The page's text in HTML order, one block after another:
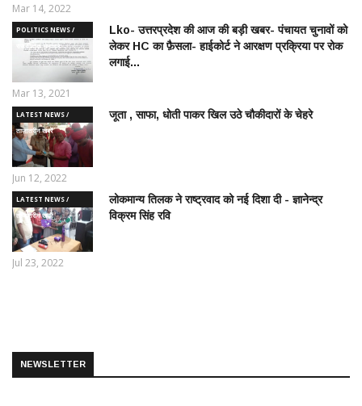
Mar 14, 2022
POLITICS NEWS /
राजनीतिक समाचार
Lko- उत्तरप्रदेश की आज की बड़ी खबर- पंचायत चुनावों को
लेकर HC का फ़ैसला- हाईकोर्ट ने आरक्षण प्रक्रिया पर रोक
लगाई...
Mar 13, 2021
LATEST NEWS /
ताज़ातरीन खबरें
जूता , साफा, धोती पाकर खिल उठे चौकीदारों के चेहरे
Jun 12, 2022
LATEST NEWS /
ताज़ातरीन खबरें
लोकमान्य तिलक ने राष्ट्रवाद को नई दिशा दी - ज्ञानेन्द्र
विक्रम सिंह रवि
Jul 23, 2022
NEWSLETTER